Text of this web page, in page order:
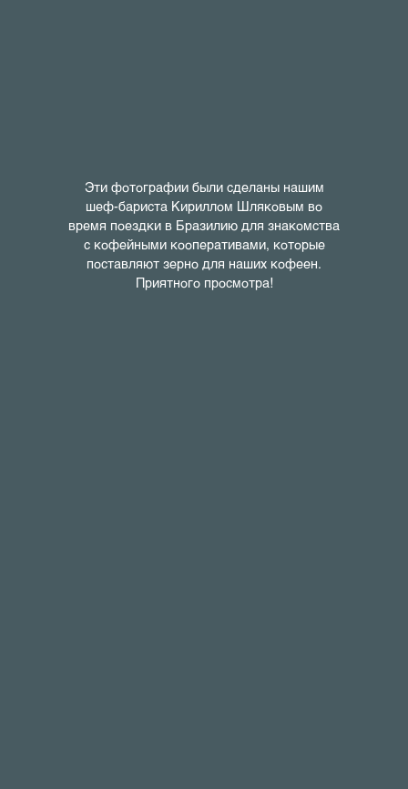
Эти фотографии были сделаны нашим
шеф-бариста Кириллом Шляковым во
время поездки в Бразилию для знакомства
с кофейными кооперативами, которые
поставляют зерно для наших кофеен.
Приятного просмотра!